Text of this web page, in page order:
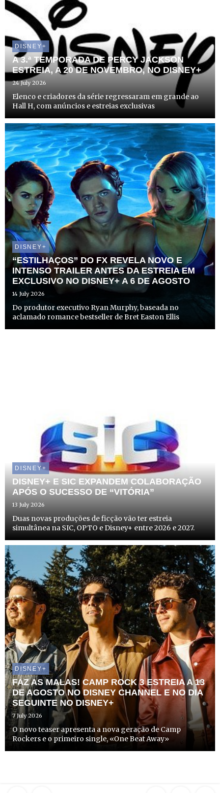
DISNEY+
A 3.ª TEMPORADA DE PERCY JACKSON
ESTREIA, A 20 DE NOVEMBRO, NO DISNEY+
24 July 2026
Elenco e criadores da série regressaram em grande ao
Hall H, com anúncios e estreias exclusivas
DISNEY+
“ESTILHAÇOS” DO FX REVELA NOVO E
INTENSO TRAILER ANTES DA ESTREIA EM
EXCLUSIVO NO DISNEY+ A 6 DE AGOSTO
14 July 2026
Do produtor executivo Ryan Murphy, baseada no
aclamado romance bestseller de Bret Easton Ellis
DISNEY+
DISNEY+ E SIC EXPANDEM COLABORAÇÃO
APÓS O SUCESSO DE “VITÓRIA”
13 July 2026
Duas novas produções de ficção vão ter estreia
simultânea na SIC, OPTO e Disney+ entre 2026 e 2027.
DISNEY+
FAZ AS MALAS! CAMP ROCK 3 ESTREIA A 13
DE AGOSTO NO DISNEY CHANNEL E NO DIA
SEGUINTE NO DISNEY+
7 July 2026
O novo teaser apresenta a nova geração de Camp
Rockers e o primeiro single, «One Beat Away»